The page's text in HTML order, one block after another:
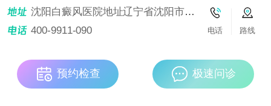
9911-090！沈阳中亚白癜风医院是沈阳治疗白癜风的专业
医院，也是沈阳看白癜风比较好的专科医院，通过
[详情]
沈阳白癜风医院地址辽宁省沈阳市皇姑区北陵大街6号4门（省公安厅往南走300米）
400-9911-090
电话 路线
预约检查 极速问诊